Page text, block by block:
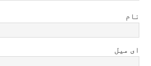
نام
ای میل